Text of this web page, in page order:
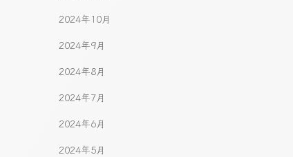
2024年10月
2024年9月
2024年8月
2024年7月
2024年6月
2024年5月